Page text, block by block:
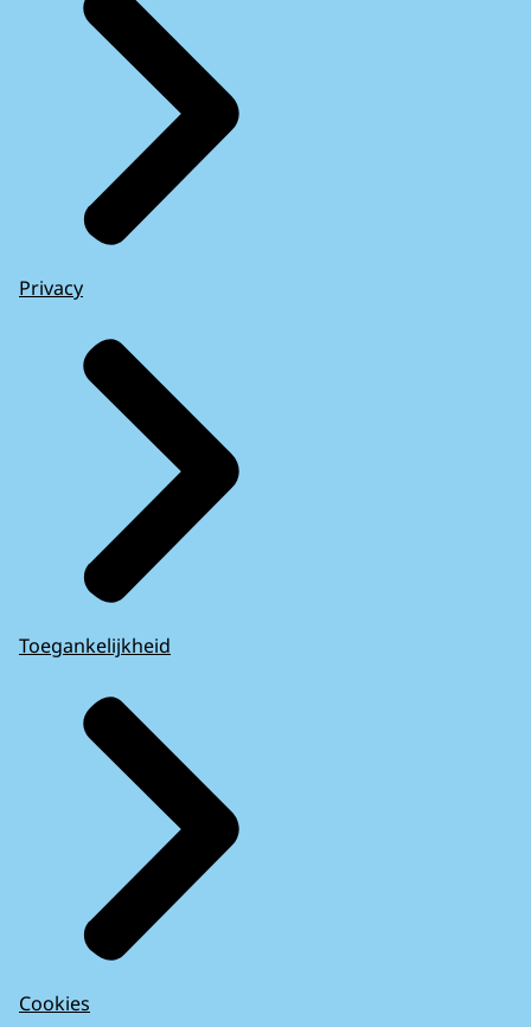
Privacy
Toegankelijkheid
Cookies